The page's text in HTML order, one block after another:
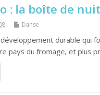
: la boîte de
Danse
durable qui
pays du fromage, et plus